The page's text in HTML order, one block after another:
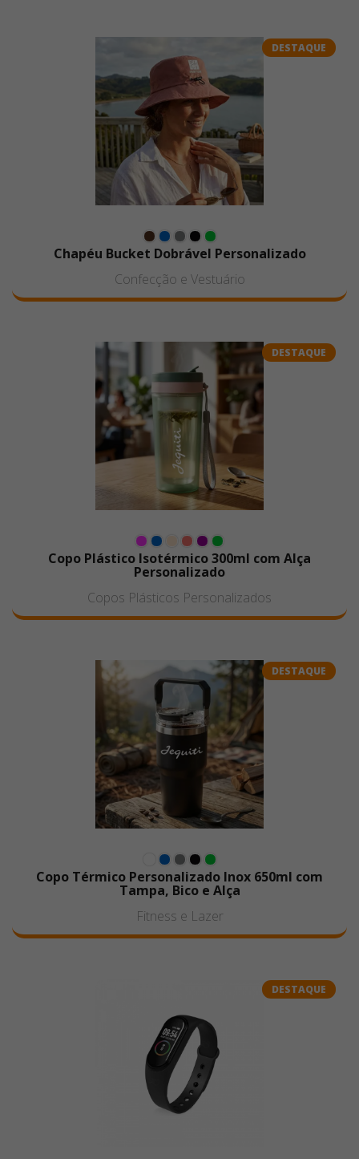
DESTAQUE
Chapéu Bucket Dobrável Personalizado
Confecção e Vestuário
DESTAQUE
Copo Plástico Isotérmico 300ml com Alça
Personalizado
Copos Plásticos Personalizados
DESTAQUE
Copo Térmico Personalizado Inox 650ml com
Tampa, Bico e Alça
Fitness e Lazer
DESTAQUE